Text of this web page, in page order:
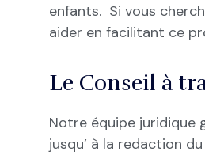
enfants. Si vous
aider en facilitant ce
Le Conseil à
Notre équipe juridique
jusqu’ à la redaction